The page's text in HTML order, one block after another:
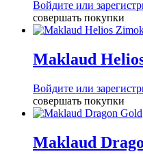
Войдите или
совершать покупки
Maklaud
Войдите или
совершать покупки
Maklaud